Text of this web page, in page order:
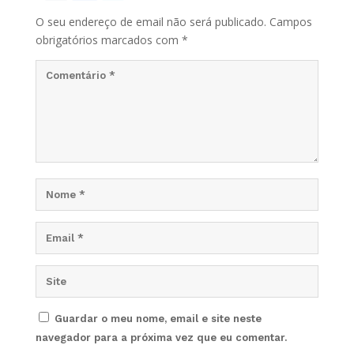
O seu endereço de email não será publicado. Campos
obrigatórios marcados com *
Guardar o meu nome, email e site neste
navegador para a próxima vez que eu comentar.